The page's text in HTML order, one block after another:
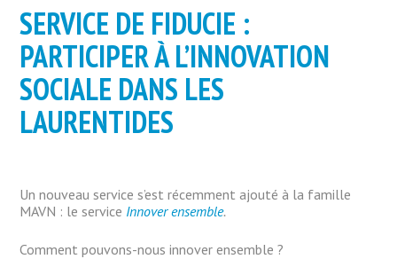
SERVICE DE FIDUCIE :
PARTICIPER À L’INNOVATION
SOCIALE DANS LES
LAURENTIDES
Un nouveau service s’est récemment ajouté à la famille
MAVN : le service Innover ensemble.
Comment pouvons-nous innover ensemble ?